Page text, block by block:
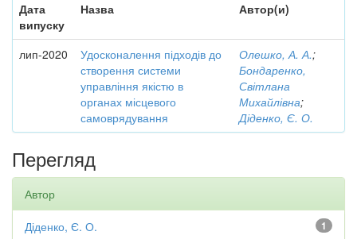
Дата
випуску
Назва Автор(и)
лип-2020
Удосконалення підходів до
створення системи
управління якістю в
органах місцевого
самоврядування
Олешко, А. А.;
Бондаренко,
Світлана
Михайлівна;
Діденко, Є. О.
Перегляд
Автор
1
Діденко, Є. О.